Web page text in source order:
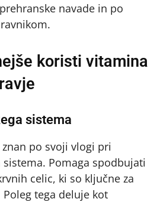
navade in po
koristi vitamina
sistema
po svoji vlogi pri
Pomaga spodbujati
celic, ki so ključne za
tega deluje kot